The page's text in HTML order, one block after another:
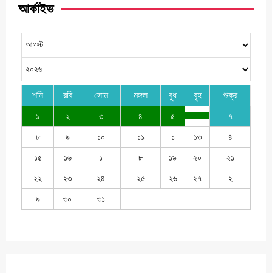
আর্কাইভ
শনি রবি সোম মঙ্গল বুধ বৃহ শুক্র
১ ২ ৩ ৪ ৫ ৭
৮ ৯ ১০ ১১ ১ ১৩ ৪
১৫ ১৬ ১ ৮ ১৯ ২০ ২১
২২ ২৩ ২৪ ২৫ ২৬ ২৭ ২
৯ ৩০ ৩১